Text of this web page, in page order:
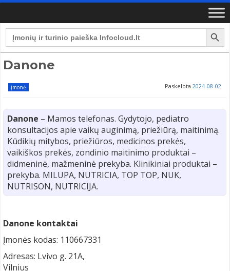
Search
for:
Search Button
Danone
Įmonė Paskelbta 2024-08-02
Danone – Mamos telefonas. Gydytojo, pediatro
konsultacijos apie vaikų auginimą, priežiūrą, maitinimą.
Kūdikių mitybos, priežiūros, medicinos prekės,
vaikiškos prekės, zondinio maitinimo produktai –
didmeninė, mažmeninė prekyba. Klinikiniai produktai –
prekyba. MILUPA, NUTRICIA, TOP TOP, NUK,
NUTRISON, NUTRICIJA.
Danone kontaktai
Įmonės kodas: 110667331
Adresas: Lvivo g. 21A,
Vilnius